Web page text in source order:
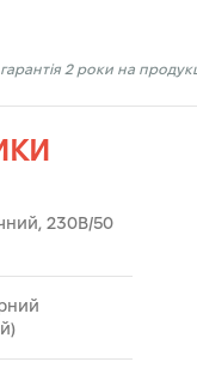
2 роки на
230В/50